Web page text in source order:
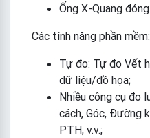
Ống X-Quang
Các tính năng phần mềm:
Tự đo: Tự đo Vết
dữ liệu/đồ họa;
Nhiều công cụ đo
cách, Góc, Đường
PTH, v.v.;